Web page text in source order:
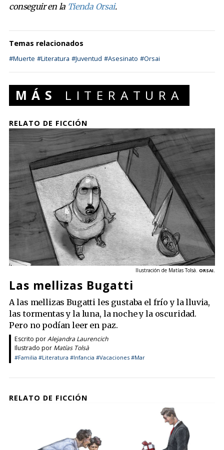
conseguir en la Tienda Orsai.
Temas relacionados
#Muerte #Literatura #Juventud #Asesinato #Orsai
MÁS LITERATURA
RELATO DE FICCIÓN
Ilustración de Matías Tolsà. ORSAI.
Las mellizas Bugatti
A las mellizas Bugatti les gustaba el frío y la lluvia,
las tormentas y la luna, la noche y la oscuridad.
Pero no podían leer en paz.
Escrito porAlejandra Laurencich
Ilustrado por Matías Tolsà
#Familia #Literatura #Infancia #Vacaciones #Mar
RELATO DE FICCIÓN